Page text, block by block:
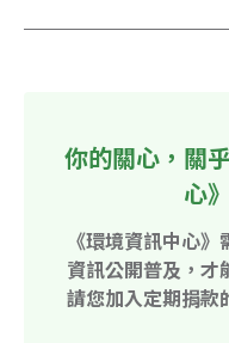
你的關心，關
心
《環境資訊中心
資訊公開普及，才
請您加入定期捐款